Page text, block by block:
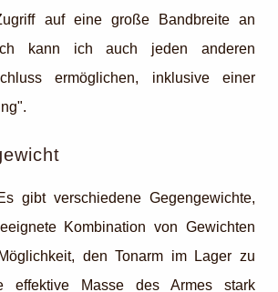
auf eine große Bandbreite an
kann ich auch jeden anderen
ermöglichen, inklusive einer
gibt verschiedene Gegengewichte,
Kombination von Gewichten
den Tonarm im Lager zu
effektive Masse des Armes stark